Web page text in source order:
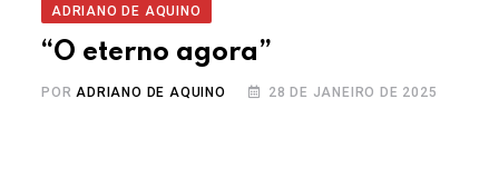
ADRIANO DE AQUINO
“O eterno agora”
PORADRIANO DE AQUINO 28 DE JANEIRO DE 2025